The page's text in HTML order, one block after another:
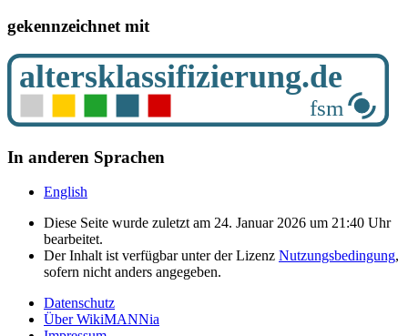
gekennzeichnet mit
In anderen Sprachen
English
Diese Seite wurde zuletzt am 24. Januar 2026 um 21:40 Uhr
bearbeitet.
Der Inhalt ist verfügbar unter der Lizenz Nutzungsbedingung,
sofern nicht anders angegeben.
Datenschutz
Über WikiMANNia